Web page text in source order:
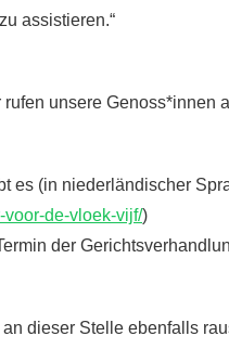
assistieren.“
unsere
es (in niederländischer
de-vloek-vijf/)
der
dieser Stelle ebenfalls